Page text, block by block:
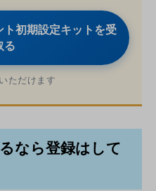
初期設定キットを受
る
ただけます
なら登録はして